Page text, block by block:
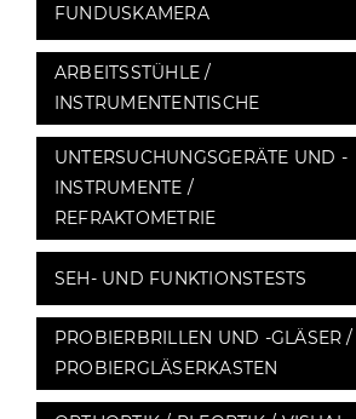
FUNDUSKAMERA
ARBEITSSTÜHLE /
INSTRUMENTENTISCHE
UNTERSUCHUNGSGERÄTE UND -
INSTRUMENTE /
REFRAKTOMETRIE
SEH- UND FUNKTIONSTESTS
PROBIERBRILLEN UND -GLÄSER /
PROBIERGLÄSERKASTEN